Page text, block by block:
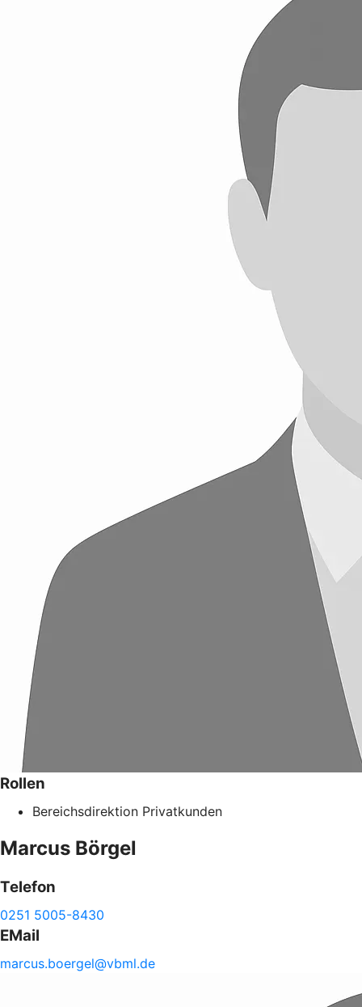
Rollen
Bereichsdirektion Privatkunden
Marcus Börgel
Telefon
0251 5005-8430
EMail
marcus.boergel@vbml.de